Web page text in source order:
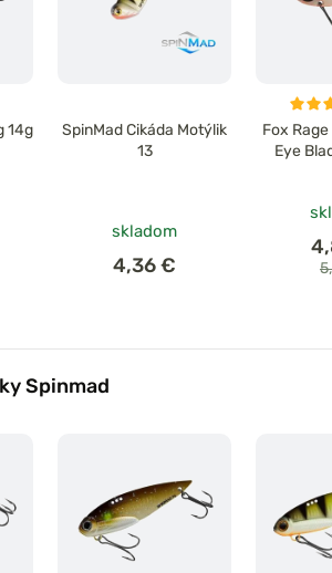
14g
SpinMad Cikáda Motýlik
13
skladom
4,36 €
Fox
Eye
Spinmad